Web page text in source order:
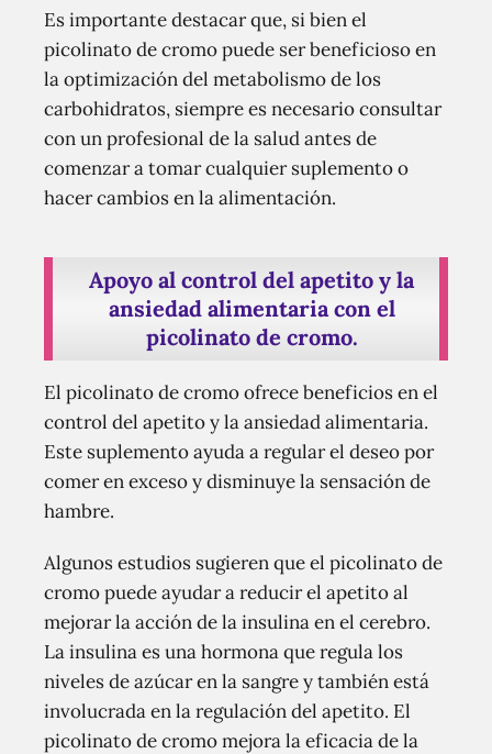
Es importante destacar que, si bien el
picolinato de cromo puede ser beneficioso en
la optimización del metabolismo de los
carbohidratos, siempre es necesario consultar
con un profesional de la salud antes de
comenzar a tomar cualquier suplemento o
hacer cambios en la alimentación.
Apoyo al control del apetito y la
ansiedad alimentaria con el
picolinato de cromo.
El picolinato de cromo ofrece beneficios en el
control del apetito y la ansiedad alimentaria.
Este suplemento ayuda a regular el deseo por
comer en exceso y disminuye la sensación de
hambre.
Algunos estudios sugieren que el picolinato de
cromo puede ayudar a reducir el apetito al
mejorar la acción de la insulina en el cerebro.
La insulina es una hormona que regula los
niveles de azúcar en la sangre y también está
involucrada en la regulación del apetito. El
picolinato de cromo mejora la eficacia de la